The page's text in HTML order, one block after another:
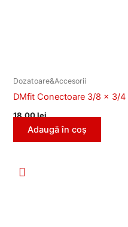
Dozatoare&Accesorii
DMfit Conectoare 3/8 x 3/4
18,00lei
Adaugă în coș